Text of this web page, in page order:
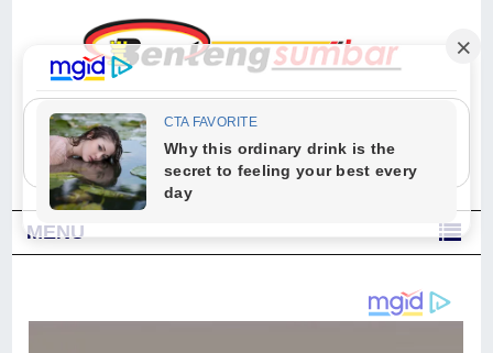
"Sesungguhnya Allah dan para malaikat-Nya berselawat untuk Nabi.
Wahai orang-orang yang beriman, berselawatlah kamu untuk Nabi dan
ucapkanlah salam dengan penuh penghormatan kepadanya." (Qs. Al
Ahzab Ayat 56)
MENU